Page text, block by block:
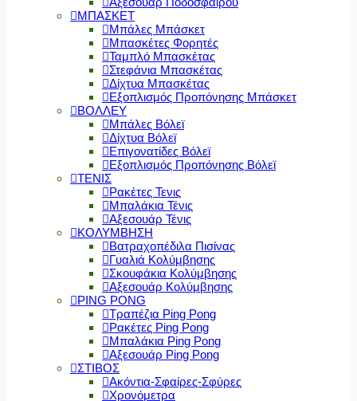
ΜΠΑΣΚΕΤ
Μπάλες Μπάσκετ
Μπασκέτες Φορητές
Ταμπλό Μπασκέτας
Στεφάνια Μπασκέτας
Δίχτυα Μπασκέτας
Εξοπλισμός Προπόνησης Μπάσκετ
ΒΟΛΛΕΥ
Μπάλες Βόλεϊ
Δίχτυα Βόλεϊ
Επιγονατίδες Βόλεϊ
Εξοπλισμός Προπόνησης Βόλεϊ
ΤΕΝΙΣ
Ρακέτες Τενις
Μπαλάκια Τένις
Αξεσουάρ Τένις
ΚΟΛΥΜΒΗΣΗ
Βατραχοπέδιλα Πισίνας
Γυαλιά Κολύμβησης
Σκουφάκια Κολύμβησης
Αξεσουάρ Κολύμβησης
PING PONG
Τραπέζια Ping Pong
Ρακέτες Ping Pong
Μπαλάκια Ping Pong
Αξεσουάρ Ping Pong
ΣΤΙΒΟΣ
Ακόντια-Σφαίρες-Σφύρες
Χρονόμετρα